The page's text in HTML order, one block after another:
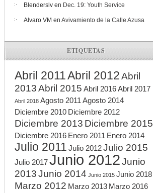
Blenderslv en Dec. 19: Youth Service
Alvaro VM en Avivamiento de la Calle Azusa
ETIQUETAS
Abril 2011Abril 2012Abril
2013Abril 2015 Abril 2016Abril 2017
Abril 2018 Agosto 2011 Agosto 2014
Diciembre 2010 Diciembre 2012
Diciembre 2013 Diciembre 2015
Diciembre 2016 Enero 2011 Enero 2014
Julio 2011 Julio 2012Julio 2015
Julio 2017Junio 2012Junio
2013Junio 2014 Junio 2015 Junio 2018
Marzo 2012 Marzo 2013 Marzo 2016